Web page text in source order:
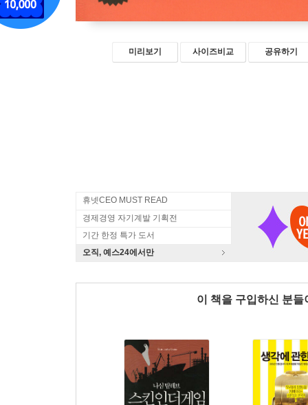
미리보기 사이즈비교 공유하기
휴넷CEO MUST READ
경제경영 자기계발 기획전
기간 한정 특가 도서
오직, 예스24에서만
이 책을 구입하신 분